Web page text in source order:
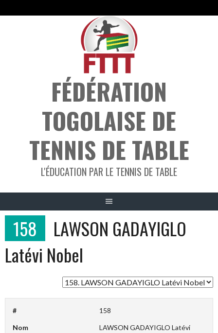
FÉDÉRATION
TOGOLAISE DE
TENNIS DE TABLE
L'ÉDUCATION PAR LE TENNIS DE TABLE
158
LAWSON GADAYIGLO
Latévi Nobel
# 158
Nom
LAWSON GADAYIGLO Latévi